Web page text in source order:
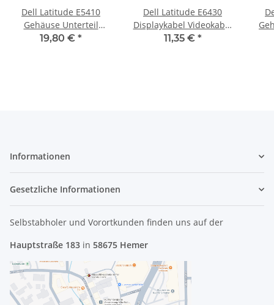
Dell Latitude E5410
Gehäuse Unterteil
Schale Case bottom
19,80 € *
Dell Latitude E6430
Displaykabel Videokabel
0RY7PH #3642
11,35 € *
Informationen
Gesetzliche Informationen
Selbstabholer und Vorortkunden finden uns auf der
Hauptstraße 183 in 58675 Hemer